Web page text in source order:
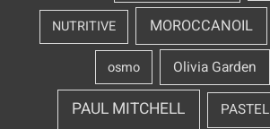
MOROCCANOIL
NUTRITIVE
Olivia Garden
osmo
PASTEL
PAUL MITCHELL